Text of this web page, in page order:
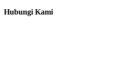
Hubungi Kami